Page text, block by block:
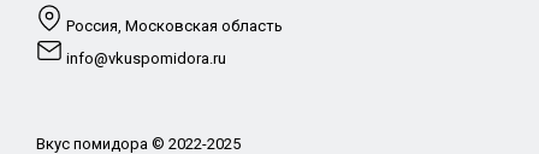
Россия, Московская область
info@vkuspomidora.ru
Вкус помидора © 2022-2025